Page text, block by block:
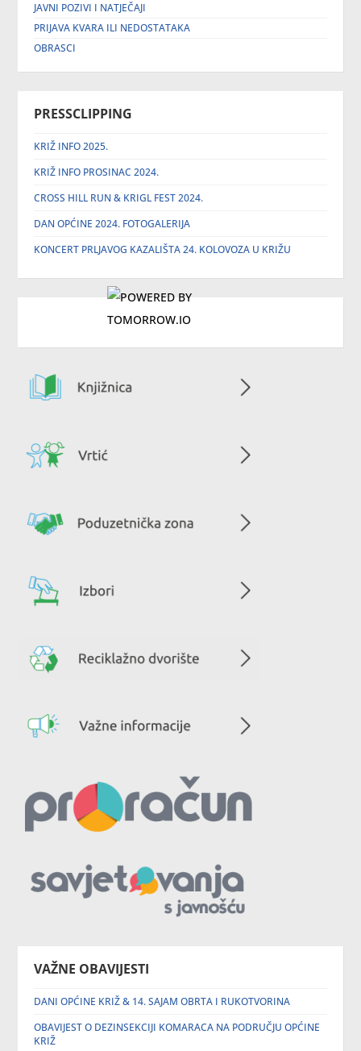
JAVNI POZIVI I NATJEČAJI
PRIJAVA KVARA ILI NEDOSTATAKA
OBRASCI
PRESSCLIPPING
KRIŽ INFO 2025.
KRIŽ INFO PROSINAC 2024.
CROSS HILL RUN & KRIGL FEST 2024.
DAN OPĆINE 2024. FOTOGALERIJA
KONCERT PRLJAVOG KAZALIŠTA 24. KOLOVOZA U KRIŽU
VAŽNE OBAVIJESTI
DANI OPĆINE KRIŽ & 14. SAJAM OBRTA I RUKOTVORINA
OBAVIJEST O DEZINSEKCIJI KOMARACA NA PODRUČJU OPĆINE
KRIŽ